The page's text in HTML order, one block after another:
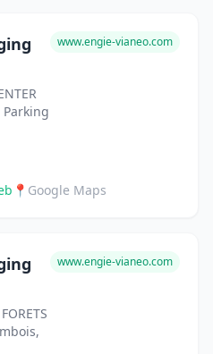
Parking
www.engie-vianeo.com
📍 Google Maps
www.engie-vianeo.com